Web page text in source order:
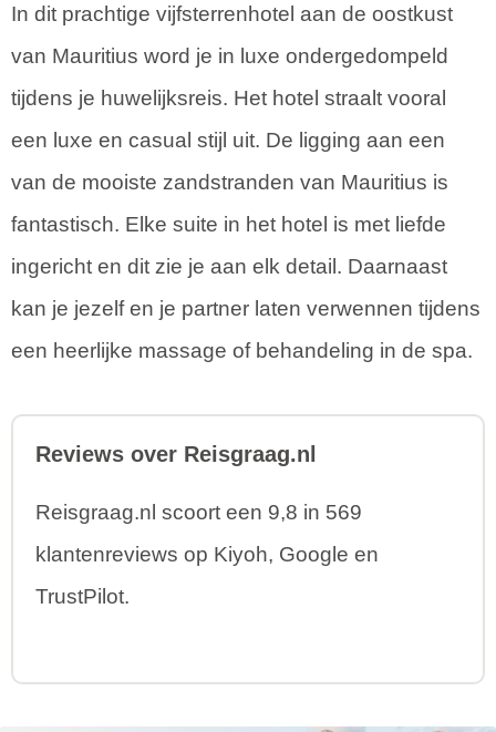
In dit prachtige vijfsterrenhotel aan de oostkust
van Mauritius word je in luxe ondergedompeld
tijdens je huwelijksreis. Het hotel straalt vooral
een luxe en casual stijl uit. De ligging aan een
van de mooiste zandstranden van Mauritius is
fantastisch. Elke suite in het hotel is met liefde
ingericht en dit zie je aan elk detail. Daarnaast
kan je jezelf en je partner laten verwennen tijdens
een heerlijke massage of behandeling in de spa.
Reviews over Reisgraag.nl
Reisgraag.nl scoort een 9,8 in 569
klantenreviews op Kiyoh, Google en
TrustPilot.